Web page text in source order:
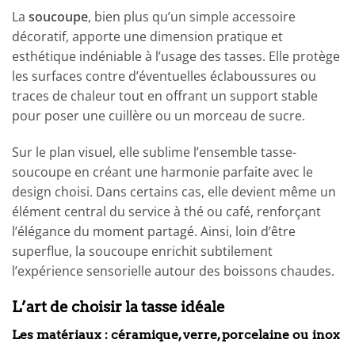
La soucoupe, bien plus qu’un simple accessoire
décoratif, apporte une dimension pratique et
esthétique indéniable à l’usage des tasses. Elle protège
les surfaces contre d’éventuelles éclaboussures ou
traces de chaleur tout en offrant un support stable
pour poser une cuillère ou un morceau de sucre.
Sur le plan visuel, elle sublime l’ensemble tasse-
soucoupe en créant une harmonie parfaite avec le
design choisi. Dans certains cas, elle devient même un
élément central du service à thé ou café, renforçant
l’élégance du moment partagé. Ainsi, loin d’être
superflue, la soucoupe enrichit subtilement
l’expérience sensorielle autour des boissons chaudes.
L’art de choisir la tasse idéale
Les matériaux : céramique, verre, porcelaine ou inox